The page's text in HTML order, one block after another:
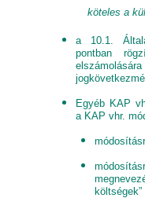
köteles a
a 10.1.
pontban
Egyéb KAP
a KAP vhr.